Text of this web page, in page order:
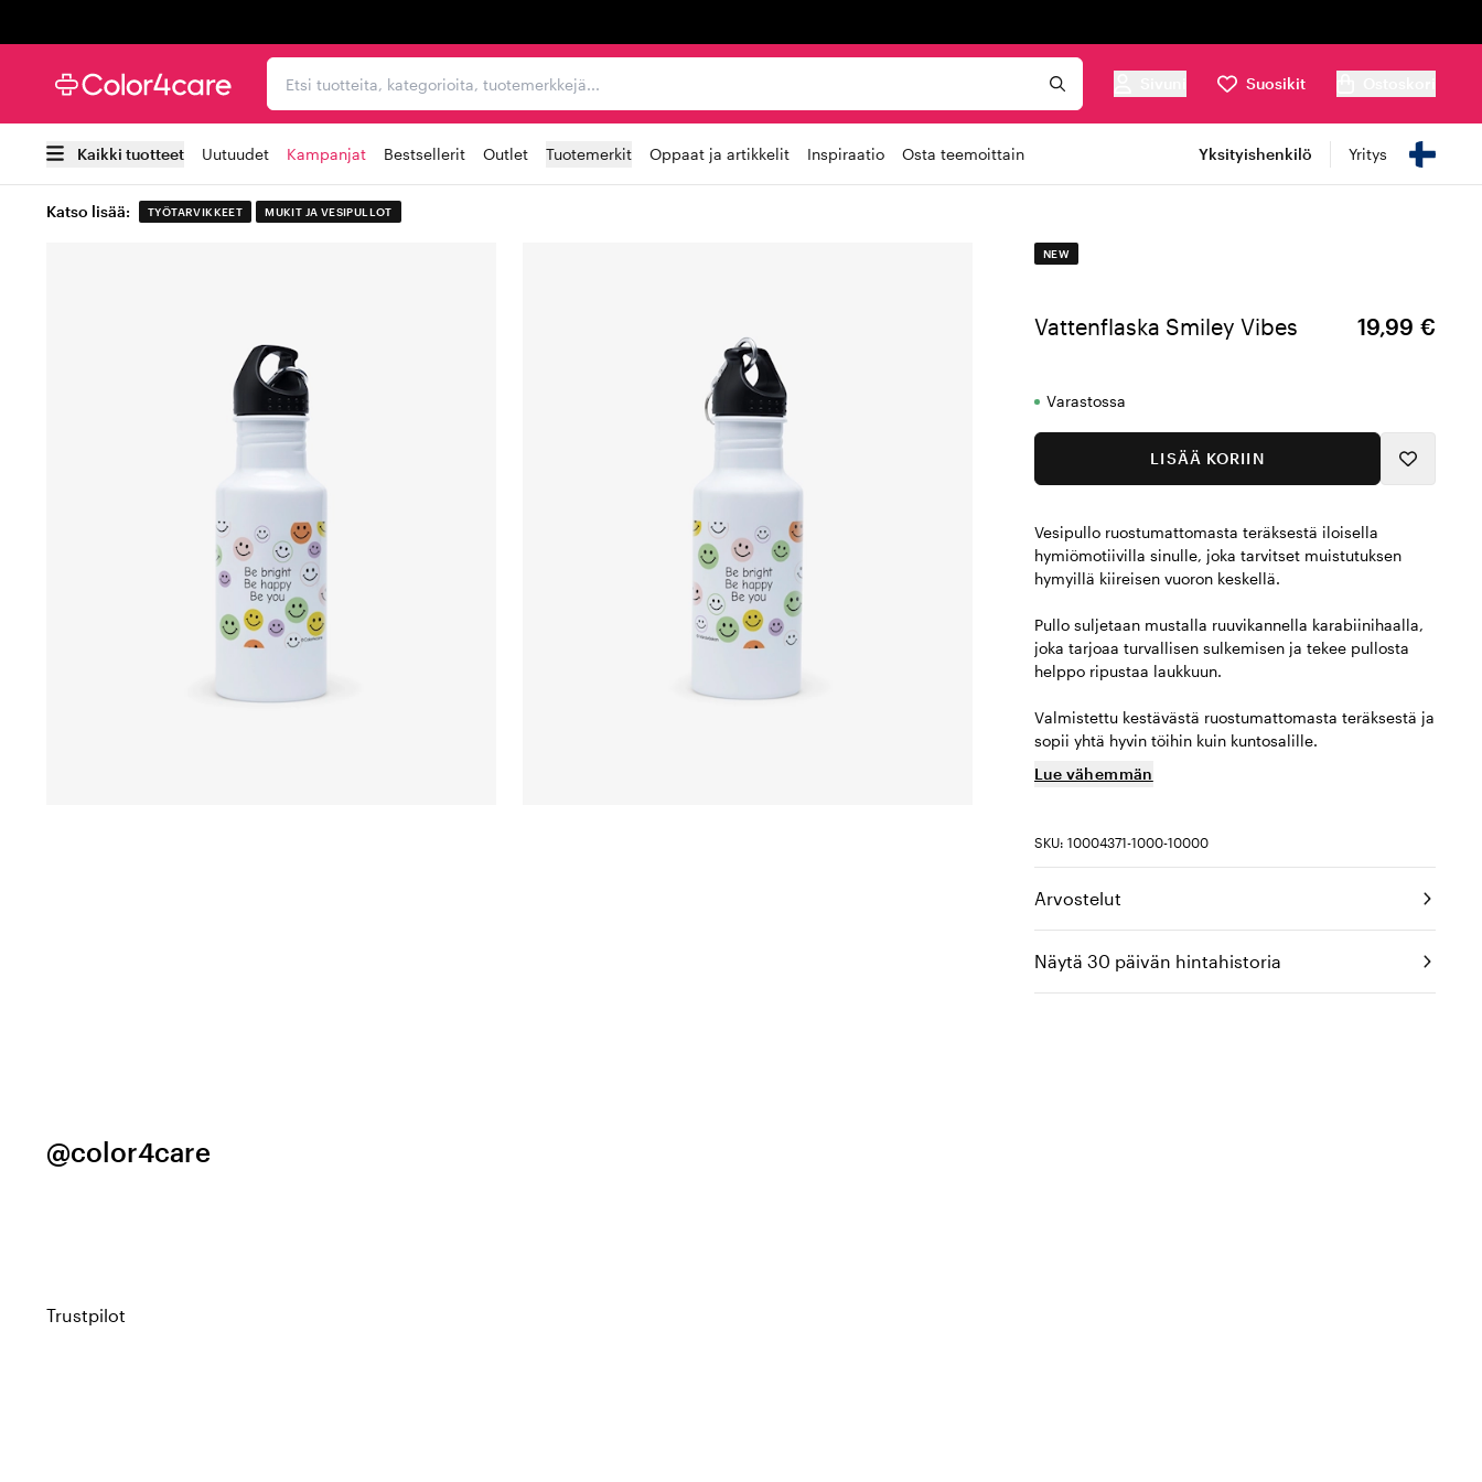
Etsi tuotteita, kategorioita, tuotemerkkejä...
Suosikit
Kaikki tuotteet Uutuudet Kampanjat Bestsellerit Outlet Tuotemerkit Oppaat ja artikkelit Inspiraatio Osta teemoittain Yksityishenkilö Yritys
Katso lisää: TYÖTARVIKKEET MUKIT JA VESIPULLOT
NEW
Vattenflaska Smiley Vibes 19,99 €
Varastossa
LISÄÄ KORIIN
Vesipullo ruostumattomasta teräksestä iloisella
hymiömotiivilla sinulle, joka tarvitset muistutuksen
hymyillä kiireisen vuoron keskellä.
Pullo suljetaan mustalla ruuvikannella karabiinihaalla,
joka tarjoaa turvallisen sulkemisen ja tekee pullosta
helppo ripustaa laukkuun.
Valmistettu kestävästä ruostumattomasta teräksestä ja
sopii yhtä hyvin töihin kuin kuntosalille.
Lue vähemmän
SKU: 10004371-1000-10000
Arvostelut
Näytä 30 päivän hintahistoria
@color4care
Trustpilot